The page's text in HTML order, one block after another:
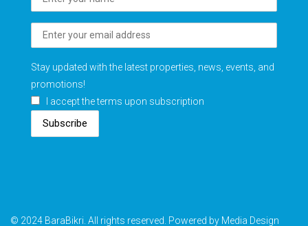
Stay updated with the latest properties, news, events, and
promotions!
I accept the terms upon subscription
Subscribe
© 2024 BaraBikri. All rights reserved. Powered by Media Design